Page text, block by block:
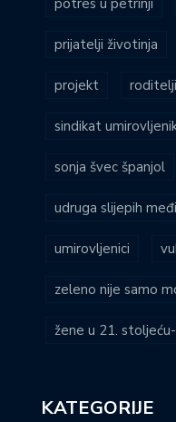
potres u petrinji
prijatelji životinja
projekt roditelji
sindikat
sonja švec španjol
udruga slijepih
umirovljenici
zeleno nije samo
žene u 21.
KATEGORIJE